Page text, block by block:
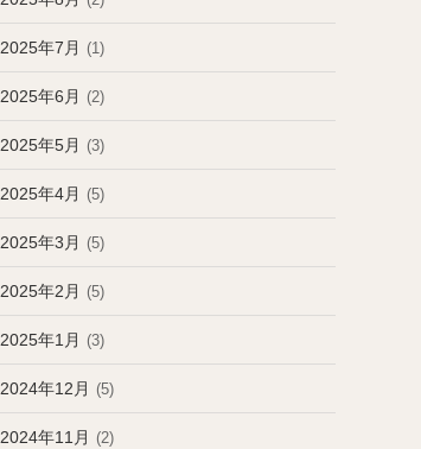
2025年7月 (1)
2025年6月 (2)
2025年5月 (3)
2025年4月 (5)
2025年3月 (5)
2025年2月 (5)
2025年1月 (3)
2024年12月 (5)
2024年11月 (2)